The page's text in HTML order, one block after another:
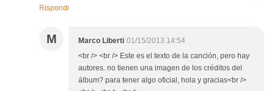
Rispondi
M Marco Liberti 01/15/2013 14:54
<br /> <br /> Este es el texto de la canción, pero hay
autores. no tienen una imagen de los créditos del
álbum? para tener algo oficial, hola y gracias<br />